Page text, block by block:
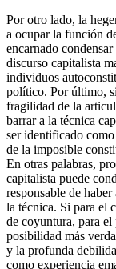
Por otro lado, la
a ocupar la función
encarnado
discurso capitalista
individuos
político. Por último,
fragilidad de la
barrar a la técnica
ser identificado
de la imposible
En otras palabras,
capitalista puede
responsable de
la técnica. Si para el
de coyuntura, para
posibilidad más
y la profunda
como experiencia